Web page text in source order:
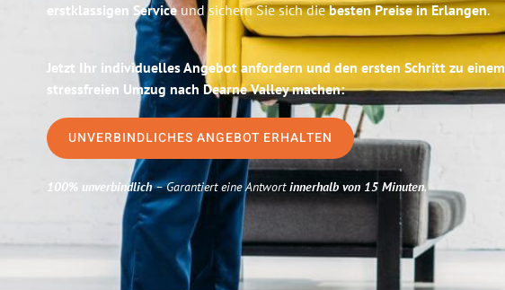
erstklassigen Serviceund sichern Sie sich diebesten Preise in Erlangen.
Jetzt Ihr individuelles Angebot anfordern und den ersten Schritt zu einem
stressfreien Umzug nach Dearne Valley machen:
UNVERBINDLICHES ANGEBOT ERHALTEN
100% unverbindlich– Garantiert eine Antwortinnerhalb von 15 Minuten.